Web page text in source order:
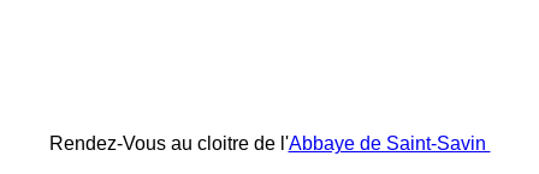
Rendez-Vous au cloitre de l'Abbaye de Saint-Savin